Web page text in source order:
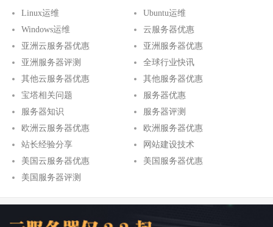
Linux运维
Ubuntu运维
Windows运维
云服务器优惠
亚洲云服务器优惠
亚洲服务器优惠
亚洲服务器评测
全球行业快讯
其他云服务器优惠
其他服务器优惠
宝塔相关问题
服务器优惠
服务器知识
服务器评测
欧洲云服务器优惠
欧洲服务器优惠
站长经验分享
网站建设技术
美国云服务器优惠
美国服务器优惠
美国服务器评测